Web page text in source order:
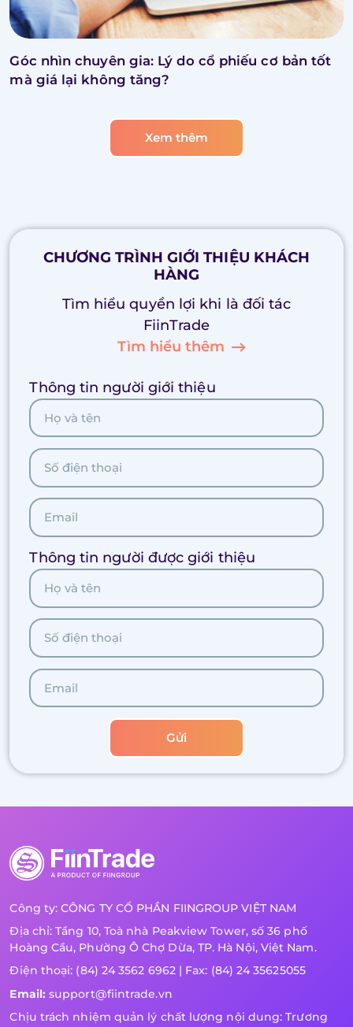
Góc nhìn chuyên gia: Lý do cổ phiếu cơ bản tốt
mà giá lại không tăng?
Xem thêm
CHƯƠNG TRÌNH GIỚI THIỆU KHÁCH
HÀNG
Tìm hiểu quyền lợi khi là đối tác
FiinTrade
Tìm hiểu thêm
Thông tin người giới thiệu
Thông tin người được giới thiệu
Gửi
Công ty: CÔNG TY CỔ PHẦN FIINGROUP VIỆT NAM
Địa chỉ: Tầng 10, Toà nhà Peakview Tower, số 36 phố
Hoàng Cầu, Phường Ô Chợ Dừa, TP. Hà Nội, Việt Nam.
Điện thoại: (84) 24 3562 6962 | Fax: (84) 24 35625055
Email: support@fiintrade.vn
Chịu trách nhiệm quản lý chất lượng nội dung: Trương